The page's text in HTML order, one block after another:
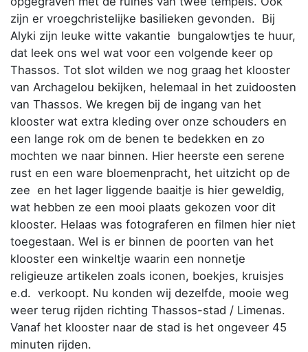
zijn er vroegchristelijke basilieken gevonden. Bij
Alyki zijn leuke witte vakantie bungalowtjes te huur,
dat leek ons wel wat voor een volgende keer op
Thassos. Tot slot wilden we nog graag het klooster
van Archagelou bekijken, helemaal in het zuidoosten
van Thassos. We kregen bij de ingang van het
klooster wat extra kleding over onze schouders en
een lange rok om de benen te bedekken en zo
mochten we naar binnen. Hier heerste een serene
rust en een ware bloemenpracht, het uitzicht op de
zee en het lager liggende baaitje is hier geweldig,
wat hebben ze een mooi plaats gekozen voor dit
klooster. Helaas was fotograferen en filmen hier niet
toegestaan. Wel is er binnen de poorten van het
klooster een winkeltje waarin een nonnetje
religieuze artikelen zoals iconen, boekjes, kruisjes
e.d. verkoopt. Nu konden wij dezelfde, mooie weg
weer terug rijden richting Thassos-stad / Limenas.
Vanaf het klooster naar de stad is het ongeveer 45
minuten rijden.